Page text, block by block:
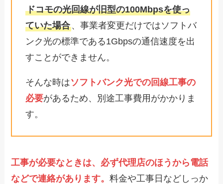
ドコモの光回線が旧型の100Mbpsを使っ
ていた場合、事業者変更だけではソフトバ
ンク光の標準である1Gbpsの通信速度を出
すことができません。
そんな時はソフトバンク光での回線工事の
必要があるため、別途工事費用がかかりま
す。
工事が必要なときは、必ず代理店のほうから電話
などで連絡があります。料金や工事日などしっか